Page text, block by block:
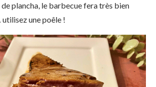
de plancha, le barbecue fera très bien
une poêle !